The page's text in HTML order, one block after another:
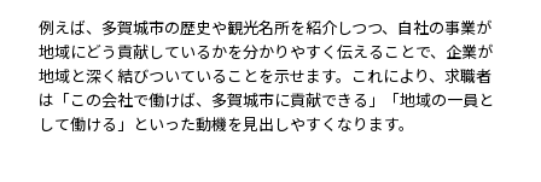
例えば、多賀城市の歴史や観光名所を紹介しつつ、自社の事業が
地域にどう貢献しているかを分かりやすく伝えることで、企業が
地域と深く結びついていることを示せます。これにより、求職者
は「この会社で働けば、多賀城市に貢献できる」「地域の一員と
して働ける」といった動機を見出しやすくなります。